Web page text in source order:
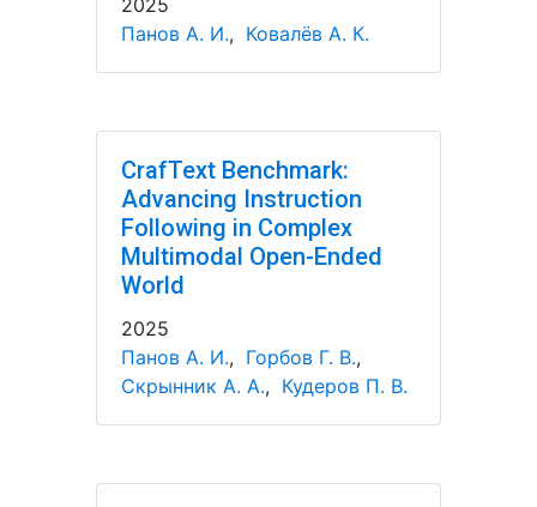
2025
Панов А. И., Ковалёв А. К.
CrafText Benchmark:
Advancing Instruction
Following in Complex
Multimodal Open-Ended
World
2025
Панов А. И., Горбов Г. В.,
Скрынник А. А., Кудеров П. В.